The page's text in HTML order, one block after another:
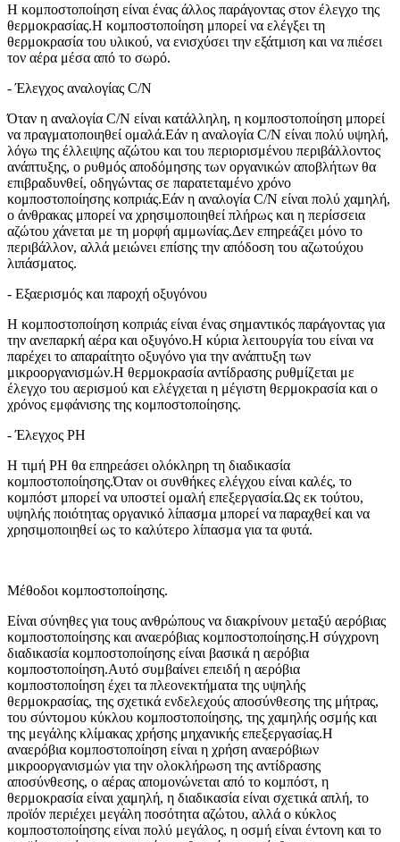
Η κομποστοποίηση είναι ένας άλλος παράγοντας στον έλεγχο της
θερμοκρασίας.Η κομποστοποίηση μπορεί να ελέγξει τη
θερμοκρασία του υλικού, να ενισχύσει την εξάτμιση και να πιέσει
τον αέρα μέσα από το σωρό.
- Έλεγχος αναλογίας C/N
Όταν η αναλογία C/N είναι κατάλληλη, η κομποστοποίηση μπορεί
να πραγματοποιηθεί ομαλά.Εάν η αναλογία C/N είναι πολύ υψηλή,
λόγω της έλλειψης αζώτου και του περιορισμένου περιβάλλοντος
ανάπτυξης, ο ρυθμός αποδόμησης των οργανικών αποβλήτων θα
επιβραδυνθεί, οδηγώντας σε παρατεταμένο χρόνο
κομποστοποίησης κοπριάς.Εάν η αναλογία C/N είναι πολύ χαμηλή,
ο άνθρακας μπορεί να χρησιμοποιηθεί πλήρως και η περίσσεια
αζώτου χάνεται με τη μορφή αμμωνίας.Δεν επηρεάζει μόνο το
περιβάλλον, αλλά μειώνει επίσης την απόδοση του αζωτούχου
λιπάσματος.
- Εξαερισμός και παροχή οξυγόνου
Η κομποστοποίηση κοπριάς είναι ένας σημαντικός παράγοντας για
την ανεπαρκή αέρα και οξυγόνο.Η κύρια λειτουργία του είναι να
παρέχει το απαραίτητο οξυγόνο για την ανάπτυξη των
μικροοργανισμών.Η θερμοκρασία αντίδρασης ρυθμίζεται με
έλεγχο του αερισμού και ελέγχεται η μέγιστη θερμοκρασία και ο
χρόνος εμφάνισης της κομποστοποίησης.
- Έλεγχος PH
Η τιμή PH θα επηρεάσει ολόκληρη τη διαδικασία
κομποστοποίησης.Όταν οι συνθήκες ελέγχου είναι καλές, το
κομπόστ μπορεί να υποστεί ομαλή επεξεργασία.Ως εκ τούτου,
υψηλής ποιότητας οργανικό λίπασμα μπορεί να παραχθεί και να
χρησιμοποιηθεί ως το καλύτερο λίπασμα για τα φυτά.
Μέθοδοι κομποστοποίησης.
Είναι σύνηθες για τους ανθρώπους να διακρίνουν μεταξύ αερόβιας
κομποστοποίησης και αναερόβιας κομποστοποίησης.Η σύγχρονη
διαδικασία κομποστοποίησης είναι βασικά η αερόβια
κομποστοποίηση.Αυτό συμβαίνει επειδή η αερόβια
κομποστοποίηση έχει τα πλεονεκτήματα της υψηλής
θερμοκρασίας, της σχετικά ενδελεχούς αποσύνθεσης της μήτρας,
του σύντομου κύκλου κομποστοποίησης, της χαμηλής οσμής και
της μεγάλης κλίμακας χρήσης μηχανικής επεξεργασίας.Η
αναερόβια κομποστοποίηση είναι η χρήση αναερόβιων
μικροοργανισμών για την ολοκλήρωση της αντίδρασης
αποσύνθεσης, ο αέρας απομονώνεται από το κομπόστ, η
θερμοκρασία είναι χαμηλή, η διαδικασία είναι σχετικά απλή, το
προϊόν περιέχει μεγάλη ποσότητα αζώτου, αλλά ο κύκλος
κομποστοποίησης είναι πολύ μεγάλος, η οσμή είναι έντονη και το